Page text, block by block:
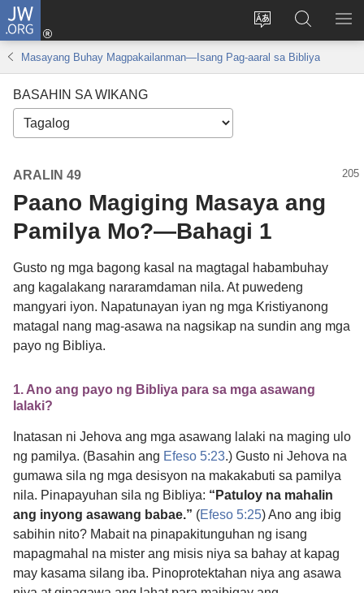
JW.ORG
Baguhin
Mag-
log
(may
Maghanap
Masayang Buhay Magpakailanman​—Isang Pag-aaral sa Bibliya
BASAHIN SA WIKANG
ARALIN 49
Paano Magiging Masaya ang
Pamilya Mo?​—Bahagi 1
Gusto ng mga bagong kasal na magtagal habambuhay
ang kagalakang nararamdaman nila. At puwedeng
mangyari iyon. Napatunayan iyan ng mga Kristiyanong
matagal nang mag-asawa na nagsikap na sundin ang mga
payo ng Bibliya.
1. Ano ang payo ng Bibliya para sa mga asawang
lalaki?
Inatasan ni Jehova ang mga asawang lalaki na maging ulo
ng pamilya. (Basahin ang Efeso 5:23.) Gusto ni Jehova na
gumawa sila ng mga desisyon na makakabuti sa pamilya
nila. Pinapayuhan sila ng Bibliya: “Patuloy na mahalin
ang inyong asawang babae.” (Efeso 5:25) Ano ang ibig
sabihin nito? Mabait na pinapakitunguhan ng isang
mapagmahal na mister ang misis niya sa bahay at kapag
may kasama silang iba. Pinoprotektahan niya ang asawa